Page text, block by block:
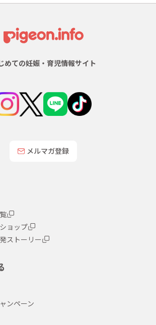
めての妊娠・育児情報サイト
メルマガ登録
ョップ
ストーリー
ンペーン